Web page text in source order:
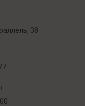
38